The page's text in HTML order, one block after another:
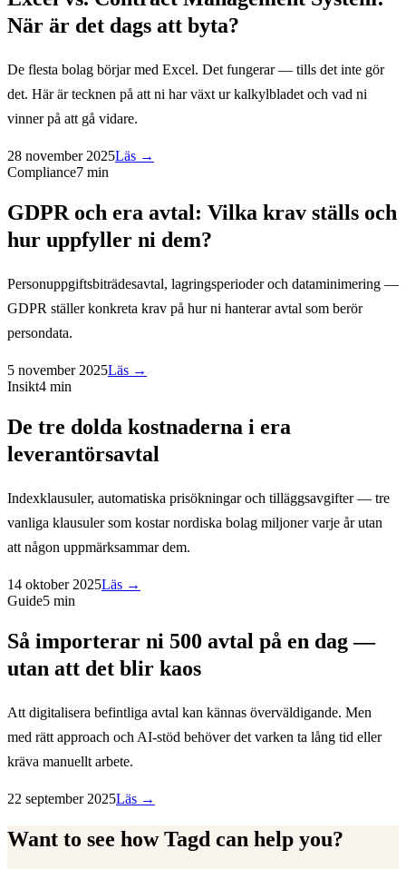
När är det dags att byta?
De flesta bolag börjar med Excel. Det fungerar — tills det inte gör
det. Här är tecknen på att ni har växt ur kalkylbladet och vad ni
vinner på att gå vidare.
28 november 2025Läs →
Compliance7 min
GDPR och era avtal: Vilka krav ställs och
hur uppfyller ni dem?
Personuppgiftsbiträdesavtal, lagringsperioder och dataminimering —
GDPR ställer konkreta krav på hur ni hanterar avtal som berör
persondata.
5 november 2025Läs →
Insikt4 min
De tre dolda kostnaderna i era
leverantörsavtal
Indexklausuler, automatiska prisökningar och tilläggsavgifter — tre
vanliga klausuler som kostar nordiska bolag miljoner varje år utan
att någon uppmärksammar dem.
14 oktober 2025Läs →
Guide5 min
Så importerar ni 500 avtal på en dag —
utan att det blir kaos
Att digitalisera befintliga avtal kan kännas överväldigande. Men
med rätt approach och AI-stöd behöver det varken ta lång tid eller
kräva manuellt arbete.
22 september 2025Läs →
Want to see how Tagd can help you?